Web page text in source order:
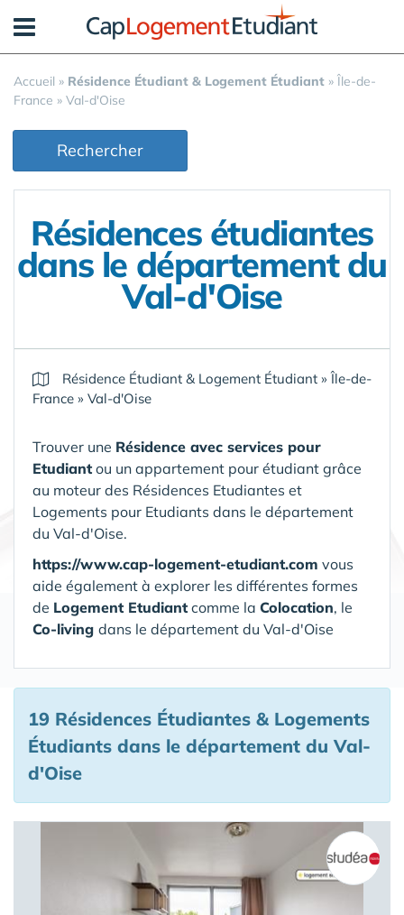
Accueil » Résidence Étudiant & Logement Étudiant » Île-de-
France » Val-d'Oise
Rechercher
Résidences étudiantes
dans le département du
Val-d'Oise
Résidence Étudiant & Logement Étudiant »Île-de-
France » Val-d'Oise
Trouver une Résidence avec services pour
Etudiant ou un appartement pour étudiant grâce
au moteur des Résidences Etudiantes et
Logements pour Etudiants dans le département
du Val-d'Oise.
https://www.cap-logement-etudiant.com vous
aide également à explorer les différentes formes
de Logement Etudiant comme la Colocation, le
Co-living dans le département du Val-d'Oise
19 Résidences Étudiantes & Logements
Étudiants dans le département du Val-
d'Oise